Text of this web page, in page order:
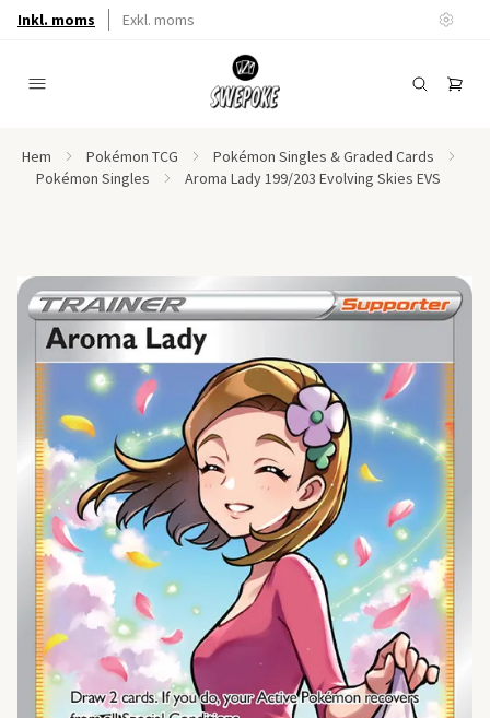
Inkl. moms Exkl. moms
Hem Pokémon TCG
Pokémon Singles & Graded Cards
Pokémon Singles
Aroma Lady 199/203 Evolving Skies EVS